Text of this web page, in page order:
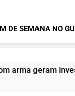
DE SEMANA NO
investigação no